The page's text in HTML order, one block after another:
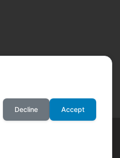
Decline Accept